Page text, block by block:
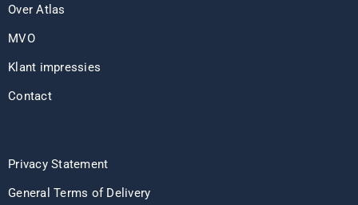
Over Atlas
MVO
Klant impressies
Contact
Privacy Statement
General Terms of Delivery